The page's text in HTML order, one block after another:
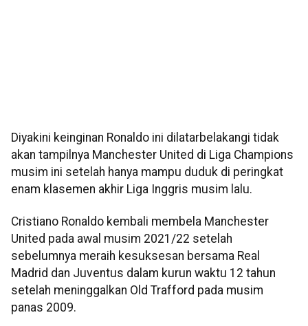
Diyakini keinginan Ronaldo ini dilatarbelakangi tidak
akan tampilnya Manchester United di Liga Champions
musim ini setelah hanya mampu duduk di peringkat
enam klasemen akhir Liga Inggris musim lalu.
Cristiano Ronaldo kembali membela Manchester
United pada awal musim 2021/22 setelah
sebelumnya meraih kesuksesan bersama Real
Madrid dan Juventus dalam kurun waktu 12 tahun
setelah meninggalkan Old Trafford pada musim
panas 2009.